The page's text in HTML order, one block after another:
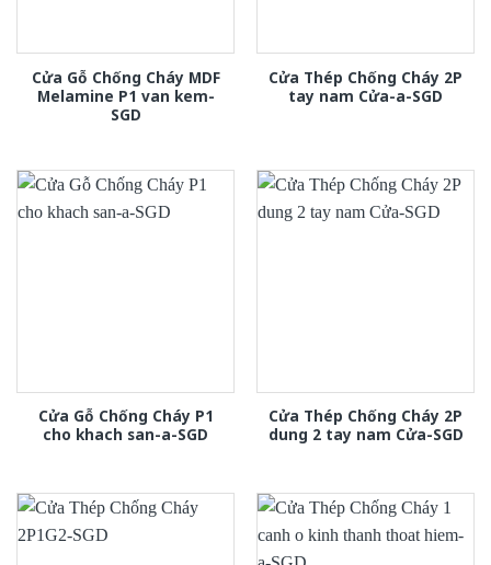
Cửa Gỗ Chống Cháy MDF
Melamine P1 van kem-
SGD
Cửa Thép Chống Cháy 2P
tay nam Cửa-a-SGD
Cửa Gỗ Chống Cháy P1
cho khach san-a-SGD
Cửa Thép Chống Cháy 2P
dung 2 tay nam Cửa-SGD